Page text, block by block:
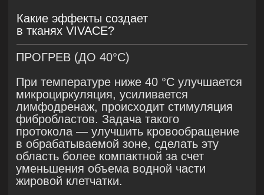
Перед началом терапии всем участникам
проводился детализированный сбор
анамнеза, включающий данные
акне, ранее применявшихся методах
лечения, наличии сопутствующих
заболеваний, особенностях образа
осмотр с оценкой степени тяжести акне
по общепринятым клиническим шкалам.
Уникальность протокола заключается
в поэтапном решении разных задач
с помощью двух уникальных методик —
аргоновой и азотной плазмотерапии
на аппарате PLADUO
и микроигольчатого RF на аппарате
VIVACE.
Терапия аргоновой плазмой как
подготовительный этап для заживления
после чистки и мягкой стимуляции кожи